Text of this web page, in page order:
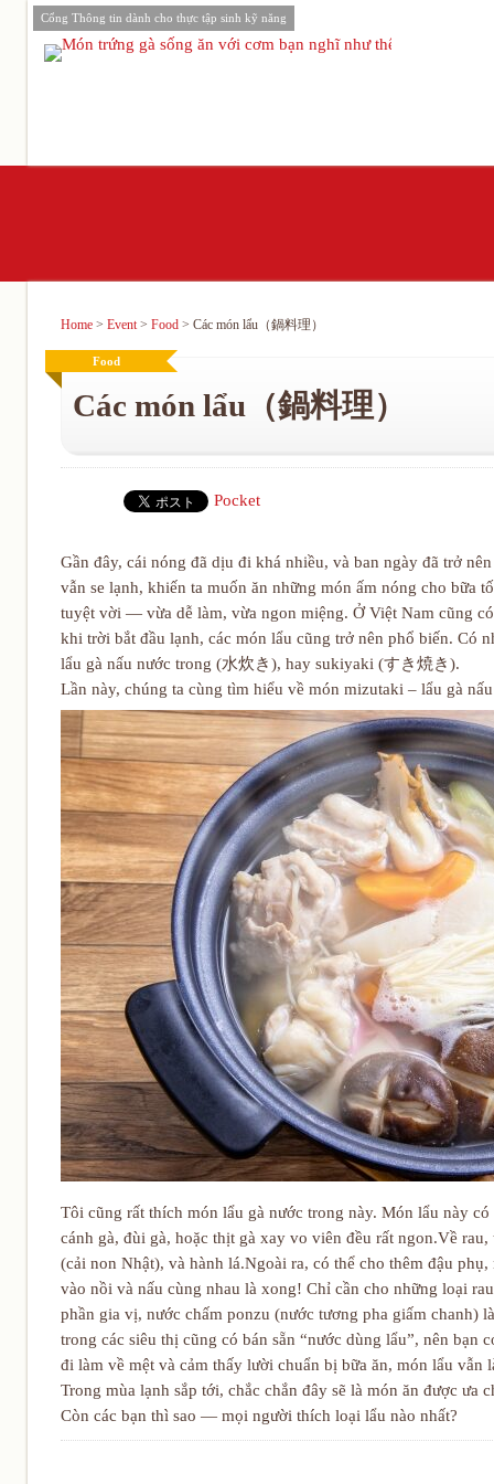
Cổng Thông tin dành cho thực tập sinh kỹ năng
Home > Event> Food > Các món lẩu（鍋料理）
Food
Các món lẩu（鍋料理）
Pocket
Gần đây, cái nóng đã dịu đi khá nhiều, và ban ngày đã trở
vẫn se lạnh, khiến ta muốn ăn những món ấm nóng cho bữa
tuyệt vời — vừa dễ làm, vừa ngon miệng. Ở Việt Nam cũng
khi trời bắt đầu lạnh, các món lẩu cũng trở nên phổ biến. Có
lẩu gà nấu nước trong (水炊き), hay sukiyaki (すき焼き).
Lần này, chúng ta cùng tìm hiểu về món mizutaki – lẩu gà
Tôi cũng rất thích món lẩu gà nước trong này. Món lẩu này
cánh gà, đùi gà, hoặc thịt gà xay vo viên đều rất ngon.Về
(cải non Nhật), và hành lá.Ngoài ra, có thể cho thêm đậu
vào nồi và nấu cùng nhau là xong! Chỉ cần cho những loại
phần gia vị, nước chấm ponzu (nước tương pha giấm chanh)
trong các siêu thị cũng có bán sẵn “nước dùng lẩu”, nên
đi làm về mệt và cảm thấy lười chuẩn bị bữa ăn, món lẩu
Trong mùa lạnh sắp tới, chắc chắn đây sẽ là món ăn được ưa
Còn các bạn thì sao — mọi người thích loại lẩu nào nhất?